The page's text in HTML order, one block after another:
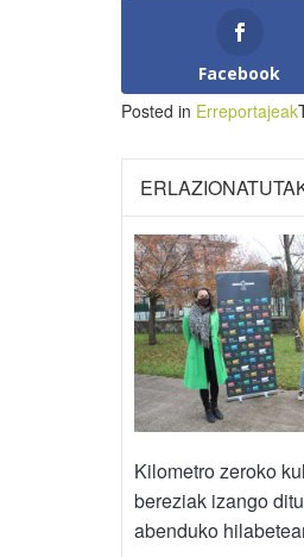
Facebook
Posted in Erreportajeak
Kilometro zeroko
bereziak izango
abenduko